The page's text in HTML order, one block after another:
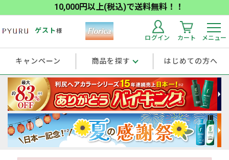
10,000円以上(税込)で送料無料！！
ゲスト様
ログイン カート メニュー
キャンペーン 商品を探す はじめての方へ